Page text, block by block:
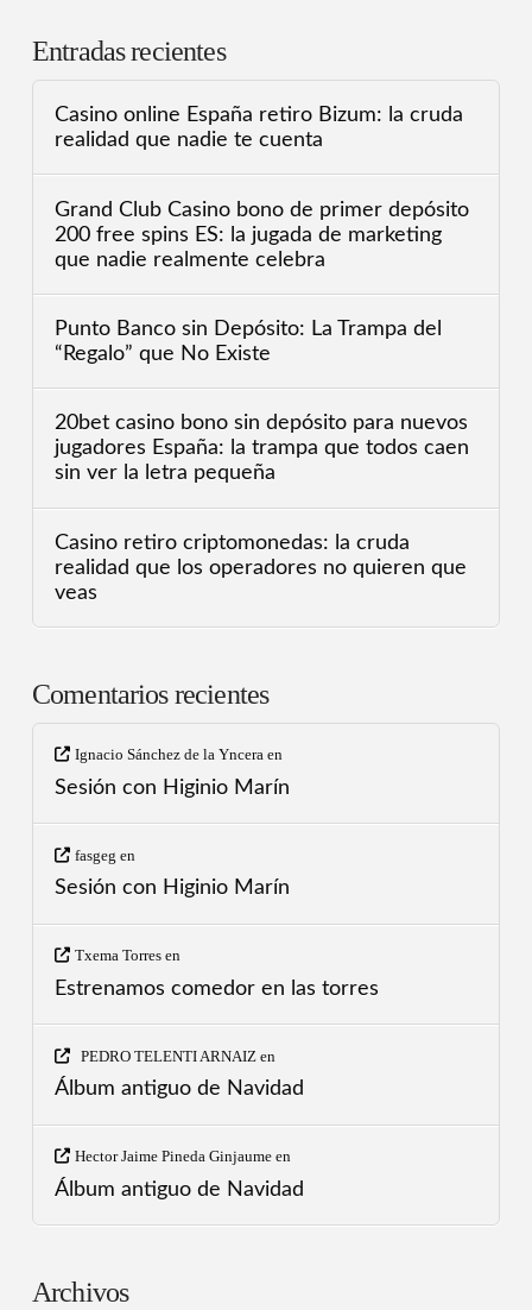
Entradas recientes
Casino online España retiro Bizum: la cruda
realidad que nadie te cuenta
Grand Club Casino bono de primer depósito
200 free spins ES: la jugada de marketing
que nadie realmente celebra
Punto Banco sin Depósito: La Trampa del
“Regalo” que No Existe
20bet casino bono sin depósito para nuevos
jugadores España: la trampa que todos caen
sin ver la letra pequeña
Casino retiro criptomonedas: la cruda
realidad que los operadores no quieren que
veas
Comentarios recientes
Ignacio Sánchez de la Ynceraen
Sesión con Higinio Marín
fasgeg en
Sesión con Higinio Marín
Txema Torresen
Estrenamos comedor en las torres
PEDRO TELENTI ARNAIZ en
Álbum antiguo de Navidad
Hector Jaime Pineda Ginjaumeen
Álbum antiguo de Navidad
Archivos